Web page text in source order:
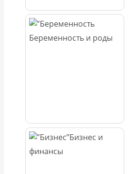
Беременность и роды
Бизнес и
финансы